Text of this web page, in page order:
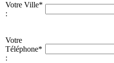
Votre Ville*
:
Votre
Téléphone*
: